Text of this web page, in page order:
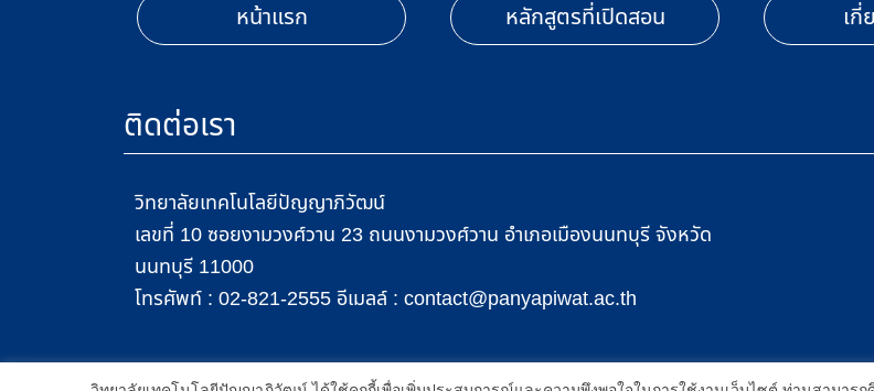
หน้าแรก หลักสูตรที่เปิดสอน เ
ติดต่อเรา
วิทยาลัยเทคโนโลยีปัญญาภิวัฒน์
เลขที่ 10 ซอยงามวงศ์วาน 23 ถนนงามวงศ์วาน อำเภอเมืองนนทบุรี จังหวัด
นนทบุรี 11000
โทรศัพท์ : 02-821-2555 อีเมลล์ : contact@panyapiwat.ac.th
2021 All Rights Reserved © Panyapiwat Learning Center |